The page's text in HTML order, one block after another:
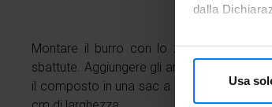
dalla
Con il tuo
Usa
Montare il burro con lo zucchero e
sbattute. Aggiungere gli aromi, il lievito, la
il composto in una sac a poche e